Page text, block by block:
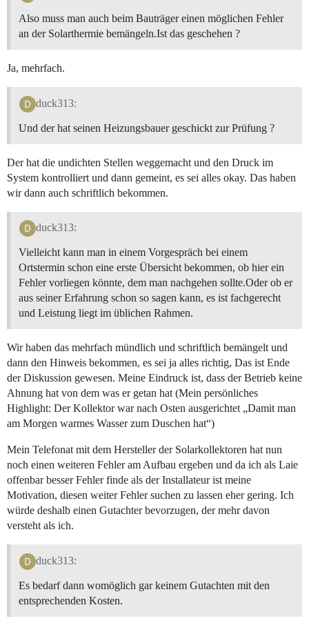
Also muss man auch beim Bauträger einen möglichen Fehler
an der Solarthermie bemängeln.Ist das geschehen ?
Ja, mehrfach.
duck313:
Und der hat seinen Heizungsbauer geschickt zur Prüfung ?
Der hat die undichten Stellen weggemacht und den Druck im
System kontrolliert und dann gemeint, es sei alles okay. Das haben
wir dann auch schriftlich bekommen.
duck313:
Vielleicht kann man in einem Vorgespräch bei einem
Ortstermin schon eine erste Übersicht bekommen, ob hier ein
Fehler vorliegen könnte, dem man nachgehen sollte.Oder ob er
aus seiner Erfahrung schon so sagen kann, es ist fachgerecht
und Leistung liegt im üblichen Rahmen.
Wir haben das mehrfach mündlich und schriftlich bemängelt und
dann den Hinweis bekommen, es sei ja alles richtig, Das ist Ende
der Diskussion gewesen. Meine Eindruck ist, dass der Betrieb keine
Ahnung hat von dem was er getan hat (Mein persönliches
Highlight: Der Kollektor war nach Osten ausgerichtet „Damit man
am Morgen warmes Wasser zum Duschen hat“)
Mein Telefonat mit dem Hersteller der Solarkollektoren hat nun
noch einen weiteren Fehler am Aufbau ergeben und da ich als Laie
offenbar besser Fehler finde als der Installateur ist meine
Motivation, diesen weiter Fehler suchen zu lassen eher gering. Ich
würde deshalb einen Gutachter bevorzugen, der mehr davon
versteht als ich.
duck313:
Es bedarf dann womöglich gar keinem Gutachten mit den
entsprechenden Kosten.